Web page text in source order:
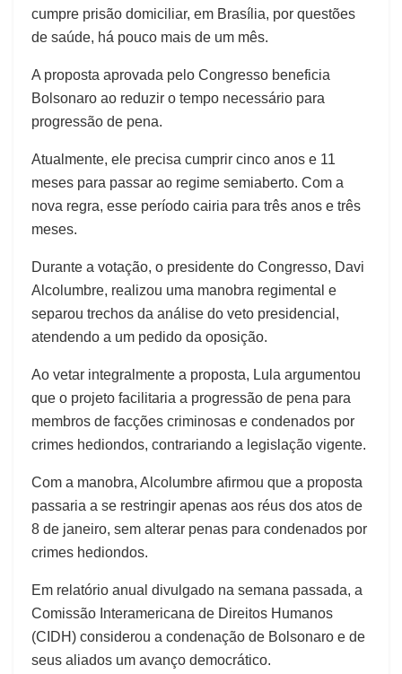
cumpre prisão domiciliar, em Brasília, por questões
de saúde, há pouco mais de um mês.
A proposta aprovada pelo Congresso beneficia
Bolsonaro ao reduzir o tempo necessário para
progressão de pena.
Atualmente, ele precisa cumprir cinco anos e 11
meses para passar ao regime semiaberto. Com a
nova regra, esse período cairia para três anos e três
meses.
Durante a votação, o presidente do Congresso, Davi
Alcolumbre, realizou uma manobra regimental e
separou trechos da análise do veto presidencial,
atendendo a um pedido da oposição.
Ao vetar integralmente a proposta, Lula argumentou
que o projeto facilitaria a progressão de pena para
membros de facções criminosas e condenados por
crimes hediondos, contrariando a legislação vigente.
Com a manobra, Alcolumbre afirmou que a proposta
passaria a se restringir apenas aos réus dos atos de
8 de janeiro, sem alterar penas para condenados por
crimes hediondos.
Em relatório anual divulgado na semana passada, a
Comissão Interamericana de Direitos Humanos
(CIDH) considerou a condenação de Bolsonaro e de
seus aliados um avanço democrático.